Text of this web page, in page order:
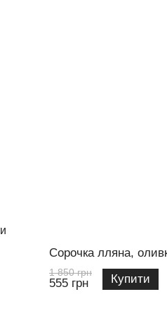
Сорочка лляна,
1 850 грн
555 грн Купити